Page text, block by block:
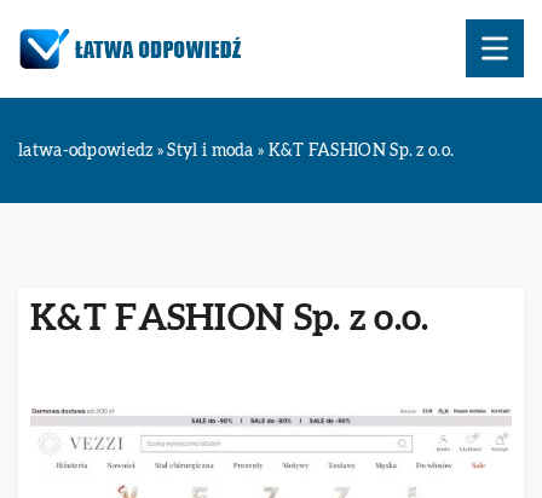
latwa-odpowiedz »Styl i moda » K&T FASHION Sp. z o.o.
K&T FASHION Sp. z o.o.